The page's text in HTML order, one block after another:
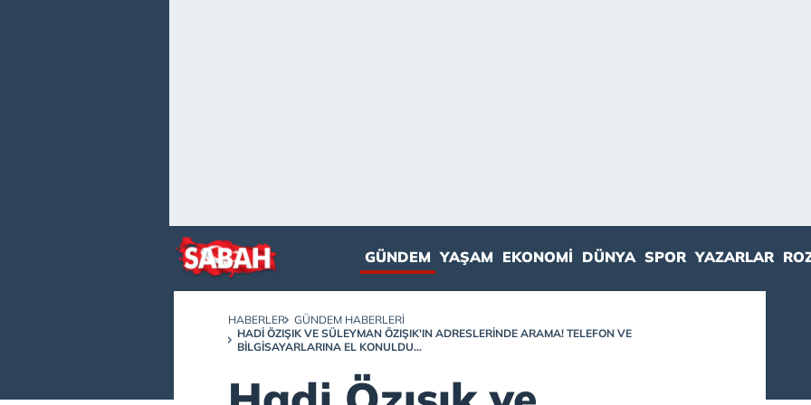
GÜNDEM YAŞAM EKONOMI DÜNYA SPOR YAZARLAR
HABERLER
GÜNDEM HABERLERI
HADI ÖZIŞIK VE SÜLEYMAN ÖZIŞIK'IN ADRESLERINDE ARAMA! TELEFON VE
BILGISAYARLARINA EL KONULDU...